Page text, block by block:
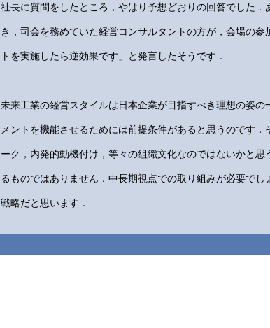
社長に質問をしたところ，やはり予想どおりの回答でした
き，司会を務めていた経営コンサルタントの方が，会場の
トを実施したら逆効果です」と発言したそうです．
未来工業の経営スタイルは日本企業が目指すべき理想の姿
メントを機能させるためには前提条件があると思うのです
ーク，内発的動機付け，等々の組織文化なのではないかと
るものではありません．中長期視点での取り組みが必要で
戦略だと思います．